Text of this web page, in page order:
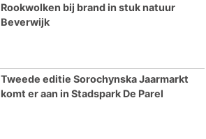
Rookwolken bij brand in stuk natuur
Beverwijk
Tweede editie Sorochynska Jaarmarkt
komt er aan in Stadspark De Parel